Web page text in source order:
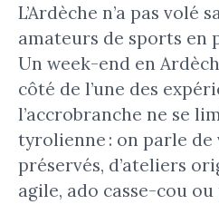
L’Ardèche n’a pas
amateurs de sports en
Un week-end en
côté de l’une des
l’accrobranche ne se
tyrolienne : on parle
préservés, d’ateliers
agile, ado casse-cou